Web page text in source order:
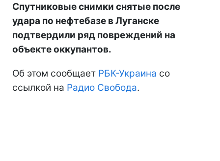
Спутниковые снимки снятые после
удара по нефтебазе в Луганске
подтвердили ряд повреждений на
объекте оккупантов.
Об этом сообщает РБК-Украина со
ссылкой на Радио Свобода.